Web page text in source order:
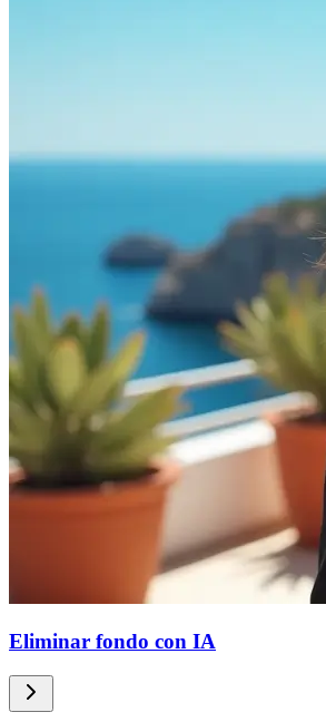
Eliminar fondo con IA